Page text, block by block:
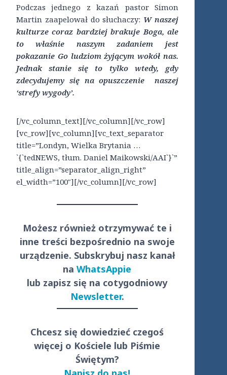
Podczas jednego z kazań pastor Simon
Martin zaapelował do słuchaczy: W naszej
kulturze coraz bardziej brakuje Boga, ale
to właśnie naszym zadaniem jest
pokazanie Go ludziom żyjącym wokół nas.
Jednak stanie się to tylko wtedy, gdy
zdecydujemy się na opuszczenie naszej
‘strefy wygody’.
[/vc_column_text][/vc_column][/vc_row]
[vc_row][vc_column][vc_text_separator
title=”Londyn, Wielka Brytania …
`{`tedNEWS, tłum. Daniel Maikowski/AAI`}`”
title_align=”separator_align_right”
el_width=”100″][/vc_column][/vc_row]
Możesz również otrzymywać te i
inne treści bezpośrednio na swoje
urządzenie. Subskrybuj nasz kanał
naWhatsAppie
lub zapisz się na cotygodniowy
Newsletter.
Chcesz się dowiedzieć czegoś
więcej o Kościele lub Piśmie
Świętym?